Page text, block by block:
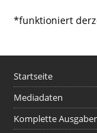
*funktioniert
Startseite
Mediadaten
Komplette